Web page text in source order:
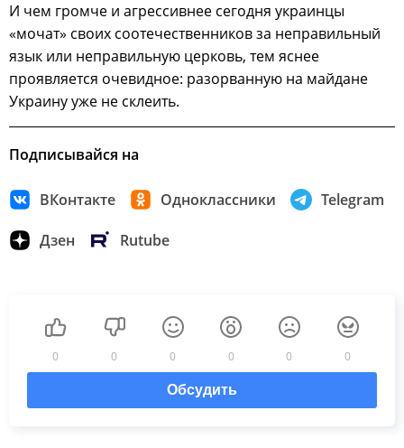
И чем громче и агрессивнее сегодня украинцы
«мочат» своих соотечественников за неправильный
язык или неправильную церковь, тем яснее
проявляется очевидное: разорванную на майдане
Украину уже не склеить.
Подписывайся на
ВКонтакте Одноклассники Telegram
Дзен Rutube
0 0 0 0 0 0
Обсудить